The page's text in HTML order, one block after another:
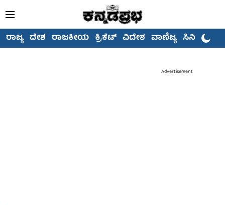
ರಾಜ್ಯ ದೇಶ ರಾಜಕೀಯ ಕ್ರಿಕೆಟ್ ವಿದೇಶ ವಾಣಿಜ್ಯ ಸಿನಿಮಾ
Advertisement